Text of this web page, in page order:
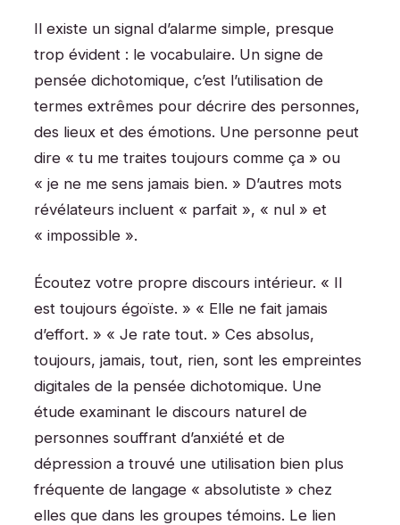
Il existe un signal d’alarme simple, presque
trop évident : le vocabulaire. Un signe de
pensée dichotomique, c’est l’utilisation de
termes extrêmes pour décrire des personnes,
des lieux et des émotions. Une personne peut
dire « tu me traites toujours comme ça » ou
« je ne me sens jamais bien. » D’autres mots
révélateurs incluent « parfait », « nul » et
« impossible ».
Écoutez votre propre discours intérieur. « Il
est toujours égoïste. » « Elle ne fait jamais
d’effort. » « Je rate tout. » Ces absolus,
toujours, jamais, tout, rien, sont les empreintes
digitales de la pensée dichotomique. Une
étude examinant le discours naturel de
personnes souffrant d’anxiété et de
dépression a trouvé une utilisation bien plus
fréquente de langage « absolutiste » chez
elles que dans les groupes témoins. Le lien